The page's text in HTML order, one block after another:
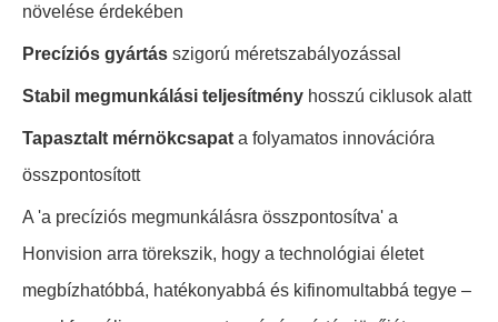
növelése érdekében
Precíziós gyártás szigorú méretszabályozással
Stabil megmunkálási teljesítmény hosszú ciklusok alatt
Tapasztalt mérnökcsapat a folyamatos innovációra
összpontosított
A 'a precíziós megmunkálásra összpontosítva' a
Honvision arra törekszik, hogy a technológiai életet
megbízhatóbbá, hatékonyabbá és kifinomultabbá tegye –